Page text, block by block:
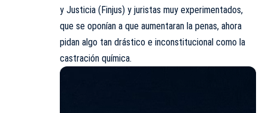
y Justicia (Finjus) y juristas muy experimentados,
que se oponían a que aumentaran la penas, ahora
pidan algo tan drástico e inconstitucional como la
castración química.